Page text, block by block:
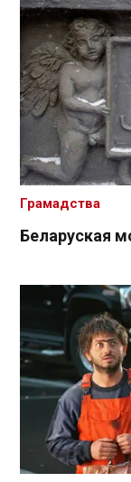
Беларуская
Грамадства